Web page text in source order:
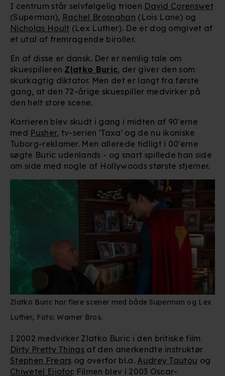
I centrum står selvfølgelig trioen David Corenswet
(Superman), Rachel Brosnahan (Lois Lane) og
Nicholas Hoult (Lex Luther). De er dog omgivet af
et utal af fremragende biroller.
En af disse er dansk. Der er nemlig tale om
skuespilleren Zlatko Buric, der giver den som
skurkagtig diktator. Men det er langt fra første
gang, at den 72-årige skuespiller medvirker på
den helt store scene.
Karrieren blev skudt i gang i midten af 90'erne
med Pusher, tv-serien 'Taxa' og de nu ikoniske
Tuborg-reklamer. Men allerede tidligt i 00'erne
søgte Buric udenlands - og snart spillede han side
om side med nogle af Hollywoods største stjerner.
Zlatko Buric har flere scener med både Superman og Lex
Luther, Foto: Warner Bros.
I 2002 medvirker Zlatko Buric i den britiske film
Dirty Pretty Things af den anerkendte instruktør
Stephen Frears og overfor bl.a. Audrey Tautou og
Chiwetel Ejiofor. Filmen blev i 2003 Oscar-